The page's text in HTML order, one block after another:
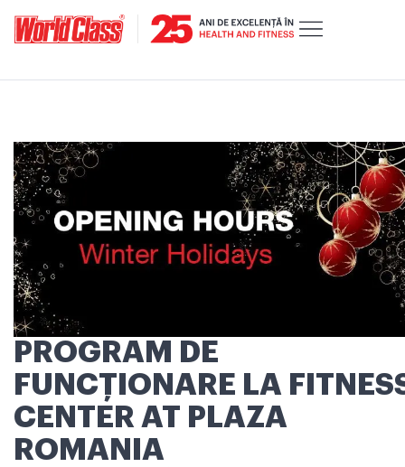
PROGRAM DE
FUNCŢIONARE LA
CENTER AT PLAZA
ROMANIA